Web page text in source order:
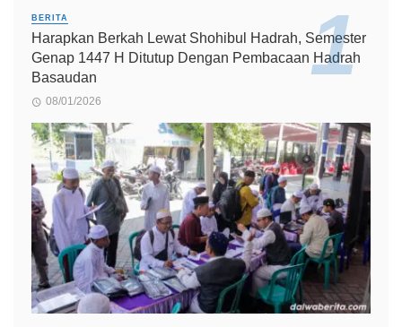
BERITA
Harapkan Berkah Lewat Shohibul Hadrah, Semester
Genap 1447 H Ditutup Dengan Pembacaan Hadrah
Basaudan
08/01/2026